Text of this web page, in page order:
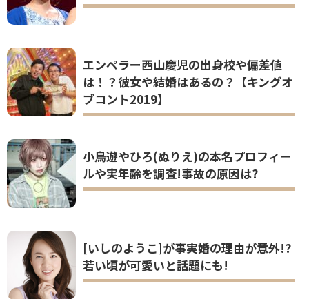
エンペラー西山慶児の出身校や偏差値
は！？彼女や結婚はあるの？【キングオ
ブコント2019】
小鳥遊やひろ(ぬりえ)の本名プロフィー
ルや実年齢を調査!事故の原因は?
[いしのようこ]が事実婚の理由が意外!?
若い頃が可愛いと話題にも!